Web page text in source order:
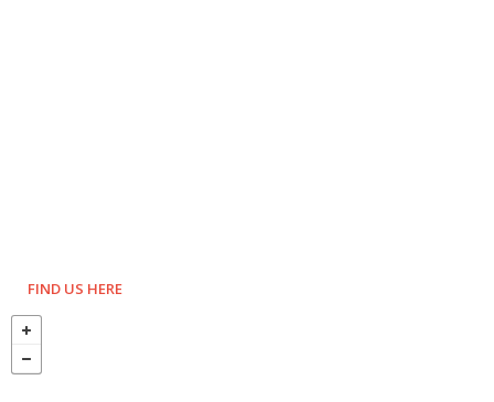
FIND US HERE